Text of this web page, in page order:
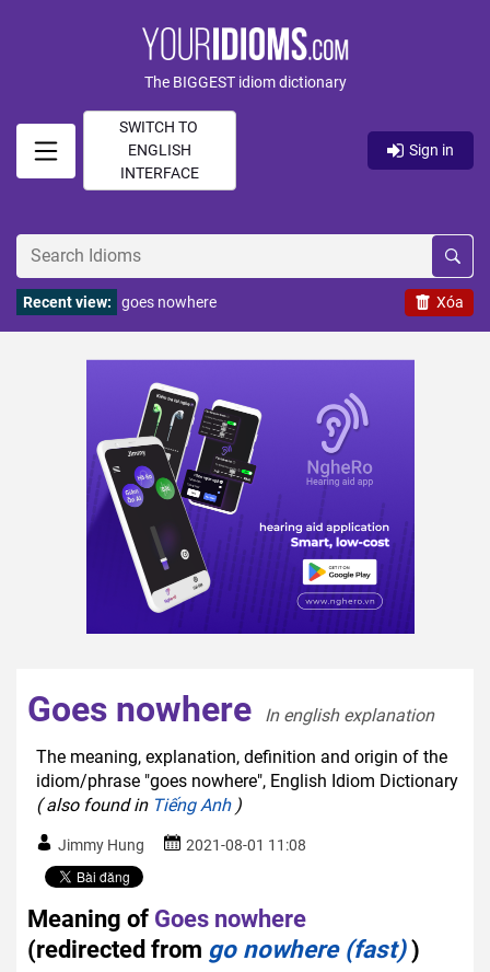
The BIGGEST idiom dictionary
SWITCH TO
ENGLISH
INTERFACE
Sign in
Xóa
Recent view: goes nowhere
Goes nowhere
In english explanation
The meaning, explanation, definition and origin of the
idiom/phrase "goes nowhere", English Idiom Dictionary
( also found in Tiếng Anh)
Jimmy Hung 2021-08-01 11:08
Meaning of Goes nowhere
(redirected from go nowhere (fast))